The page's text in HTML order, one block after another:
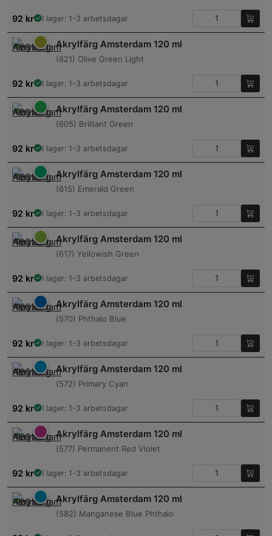
92 kr I lager: 1-3 arbetsdagar
Akrylfärg Amsterdam 120 ml
(621) Olive Green Light
92 kr I lager: 1-3 arbetsdagar
Akrylfärg Amsterdam 120 ml
(605) Brilliant Green
92 kr I lager: 1-3 arbetsdagar
Akrylfärg Amsterdam 120 ml
(615) Emerald Green
92 kr I lager: 1-3 arbetsdagar
Akrylfärg Amsterdam 120 ml
(617) Yellowish Green
92 kr I lager: 1-3 arbetsdagar
Akrylfärg Amsterdam 120 ml
(570) Phthalo Blue
92 kr I lager: 1-3 arbetsdagar
Akrylfärg Amsterdam 120 ml
(572) Primary Cyan
92 kr I lager: 1-3 arbetsdagar
Akrylfärg Amsterdam 120 ml
(577) Permanent Red Violet
92 kr I lager: 1-3 arbetsdagar
Akrylfärg Amsterdam 120 ml
(582) Manganese Blue Phthalo